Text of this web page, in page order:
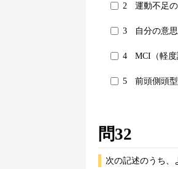
2 運動不足
3 自分の意
4 MCI（軽
5 前頭側頭
問32
次の記述のうち、